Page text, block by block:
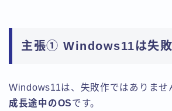
主張① Windows11は失敗
Windows11は、失敗作ではありませ
成長途中のOSです。